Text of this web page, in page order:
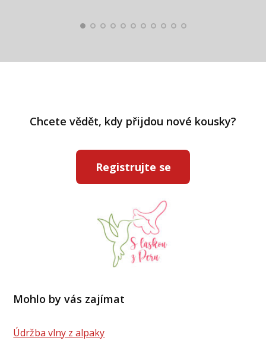
Chcete vědět, kdy přijdou nové kousky?
Registrujte se
Mohlo by vás zajímat
Údržba vlny z alpaky